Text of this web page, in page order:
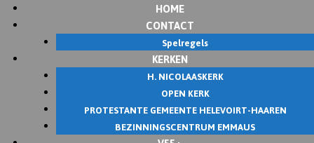
Skip
HOME
CONTACT
Spelregels
KERKEN
H. NICOLAASKERK
OPEN KERK
PROTESTANTE GEMEENTE HELEVOIRT-HAAREN
BEZINNINGSCENTRUM EMMAUS